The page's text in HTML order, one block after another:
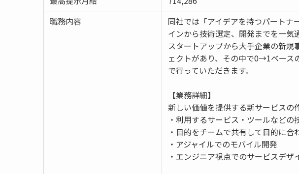
職務内容
同社では「アイデアを持つパートナ
インから技術選定、開発までを一気
スタートアップから大手企業の新
ェクトがあり、その中で0→1ベース
で行っていただきます。
【業務詳細】
新しい価値を提供する新サービスの
・利用するサービス・ツールなどの
・目的をチームで共有して目的に合
・アジャイルでのモバイル開発
・エンジニア視点でのサービスデザ